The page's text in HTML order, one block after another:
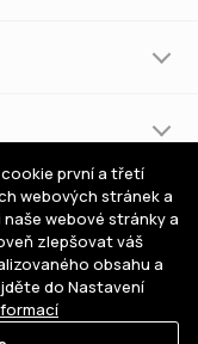
první a třetí
webových stránek a
webové stránky a
zlepšovat váš
obsahu a
do Nastavení